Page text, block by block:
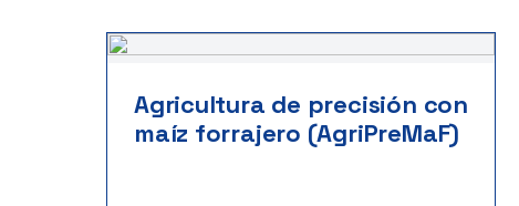
Agricultura de precisión con
maíz forrajero (AgriPreMaF)